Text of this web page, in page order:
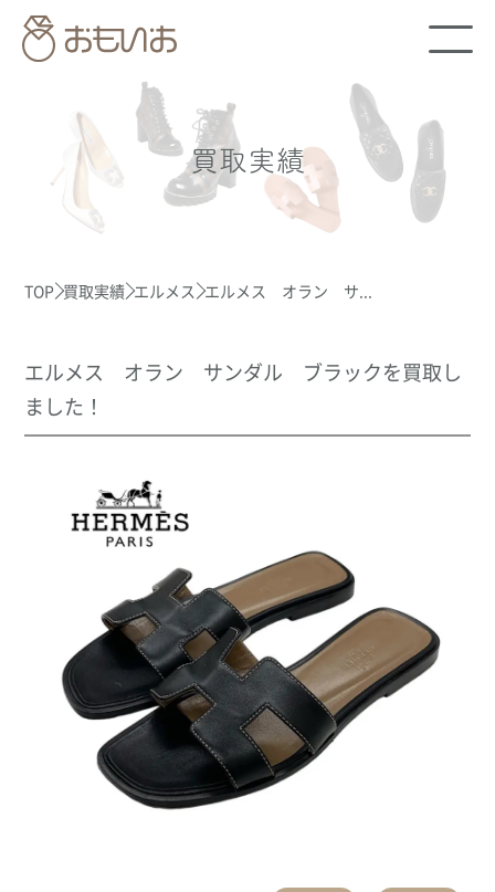
買取実績
TOP 買取実績 エルメス エルメス オラン サ...
エルメス オラン サンダル ブラックを買取し
ました！